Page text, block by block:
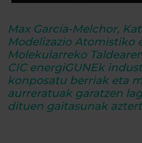
Max García-Melchor,
Modelizazio Atomistiko
Molekularreko
CIC energiGUNEk
konposatu berriak eta
aurreratuak garatzen
dituen gaitasunak